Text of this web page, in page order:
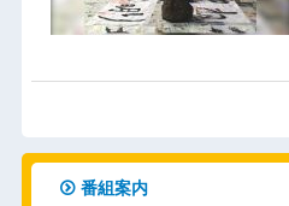
番組案内